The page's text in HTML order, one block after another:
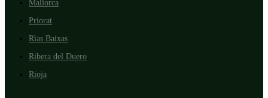
Mallorca
Priorat
Rìas Baixas
Ribera del Duero
Rioja